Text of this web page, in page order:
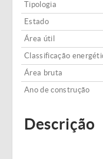
Tipologia
Estado
Área útil
Classificação
Área bruta
Ano de construção
Descrição